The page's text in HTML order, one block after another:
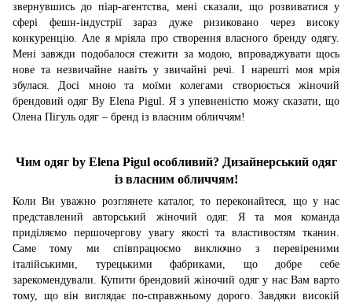
звернувшись до піар-агентства, мені сказали, що розвиватися у
сфері фешн-індустрії зараз дуже ризиковано через високу
конкуренцію. Але я мріяла про створення власного бренду одягу.
Мені завжди подобалося стежити за модою, впроваджувати щось
нове та незвичайне навіть у звичайні речі. І нарешті моя мрія
збулася. Досі мною та моїми колегами створюється жіночий
брендовий одяг By Elena Pigul. Я з упевненістю можу сказати, що
Олена Пігуль одяг – бренд із власним обличчям!
Чим одяг by Elena Pigul особливий? Дизайнерський одяг
із власним обличчям!
Коли Ви уважно розглянете каталог, то переконайтеся, що у нас
представлений авторський жіночий одяг. Я та моя команда
приділяємо першочергову увагу якості та властивостям тканин.
Саме тому ми співпрацюємо виключно з перевіреними
італійськими, турецькими фабриками, що добре себе
зарекомендували. Купити брендовий жіночий одяг у нас Вам варто
тому, що він виглядає по-справжньому дорого. Завдяки високій